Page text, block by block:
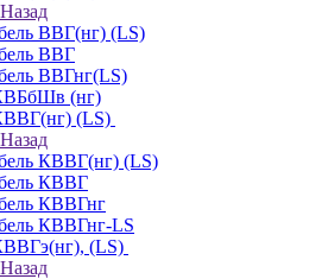
Назад
ВВГ(нг) (LS)
ВВГ
ВВГнг(LS)
(нг)
(LS)
Назад
КВВГ(нг) (LS)
КВВГ
КВВГнг
КВВГнг-LS
(LS)
Назад